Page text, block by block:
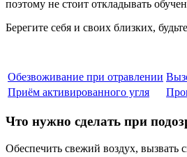
поэтому не стоит откладывать
Берегите себя и своих близких,
Обезвоживание при отравлении
Приём активированного угля
Что нужно сделать при
Обеспечить свежий воздух, вызвать